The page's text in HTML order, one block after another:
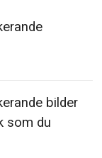
bilder
som du